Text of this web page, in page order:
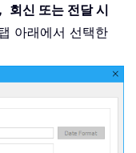
회신 또는 전달 시
아래에서 선택한